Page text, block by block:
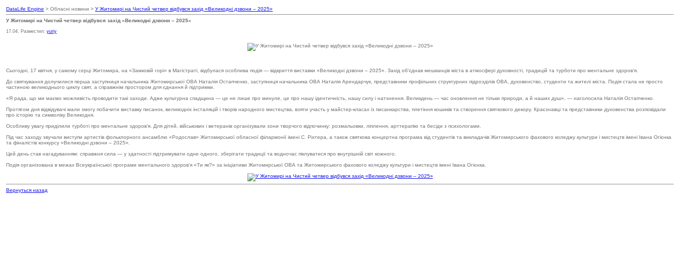
DataLife Engine > Обласні новини > У Житомирі на Чистий четвер відбувся захід «Великодні дзвони – 2025»
У Житомирі на Чистий четвер відбувся захід «Великодні дзвони – 2025»
17.04. Разместил: yuriy
Сьогодні, 17 квітня, у самому серці Житомира, на «Замковій горі» в Магістраті, відбулася особлива подія — відкриття виставки «Великодні дзвони – 2025». Захід об’єднав мешканців міста в атмосфері духовності, традицій та турботи про ментальне здоров’я.
До святкування долучилися перша заступниця начальника Житомирської ОВА Наталія Остапченко, заступниця начальника ОВА Наталія Арендарчук, представники профільних структурних підрозділів ОВА, духовенство, студенти та жителі міста. Подія стала не просто
частиною великоднього циклу свят, а справжнім простором для єднання й підтримки.
«Я рада, що ми маємо можливість проводити такі заходи. Адже культурна спадщина — це не лише про минуле, це про нашу ідентичність, нашу силу і натхнення. Великдень — час оновлення не тільки природи, а й наших душ», — наголосила Наталія Остапченко.
Протягом дня відвідувачі мали змогу побачити виставку писанок, великодніх інсталяцій і творів народного мистецтва, взяти участь у майстер-класах із писанкарства, плетіння кошиків та створення святкового декору. Краєзнавці та представники духовенства розповідали
про історію та символіку Великодня.
Особливу увагу приділили турботі про ментальне здоров’я. Для дітей, військових і ветеранів організували зони творчого відпочинку: розмальовки, ліплення, арттерапію та бесіди з психологами.
Під час заходу звучали виступи артистів фольклорного ансамблю «Родослав» Житомирської обласної філармонії імені С. Ріхтера, а також святкова концертна програма від студентів та викладачів Житомирського фахового коледжу культури і мистецтв імені Івана Огієнка
та фіналістів конкурсу «Великодні дзвони – 2025».
Цей день став нагадуванням: справжня сила — у здатності підтримувати одне одного, зберігати традиції та водночас піклуватися про внутрішній світ кожного.
Подія організована в межах Всеукраїнської програми ментального здоров’я «Ти як?» за ініціативи Житомирської ОВА та Житомирського фахового коледжу культури і мистецтв імені Івана Огієнка.
Вернуться назад